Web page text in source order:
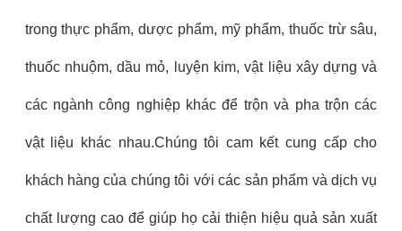
trong thực phẩm, dược phẩm, mỹ phẩm, thuốc trừ sâu,
thuốc nhuộm, dầu mỏ, luyện kim, vật liệu xây dựng và
các ngành công nghiệp khác để trộn và pha trộn các
vật liệu khác nhau.Chúng tôi cam kết cung cấp cho
khách hàng của chúng tôi với các sản phẩm và dịch vụ
chất lượng cao để giúp họ cải thiện hiệu quả sản xuất